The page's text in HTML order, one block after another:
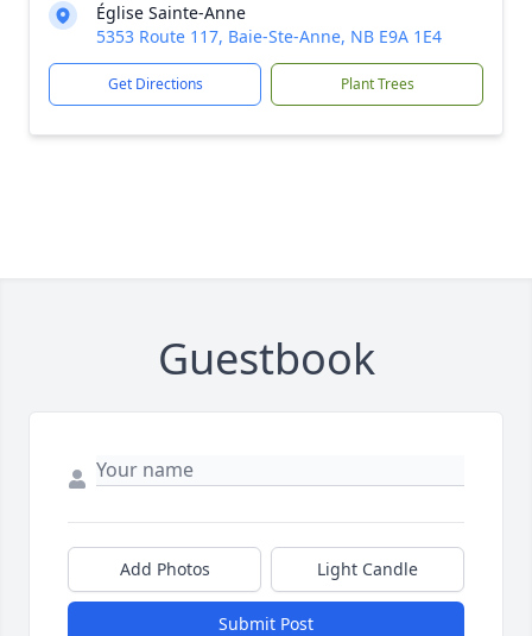
Église Sainte-Anne
5353 Route 117, Baie-Ste-Anne, NB E9A 1E4
Get Directions Plant Trees
Guestbook
Add Photos Light Candle
Submit Post